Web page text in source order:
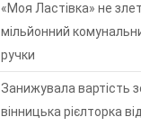
«Моя Ластівка» не
мільйонний
ручки
Занижувала вартість
вінницька рієлторка